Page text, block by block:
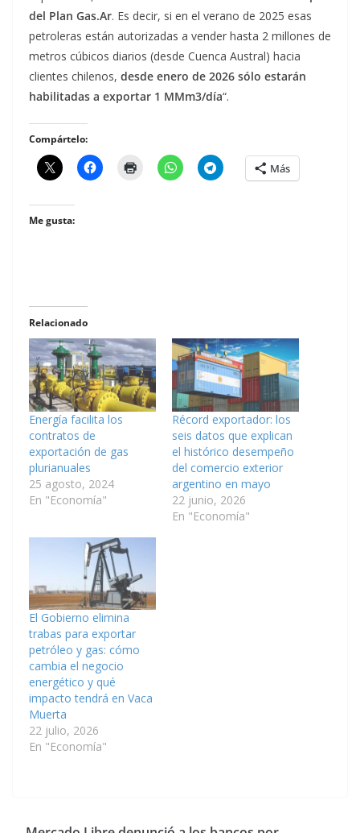
del Plan Gas.Ar. Es decir, si en el verano de 2025 esas
petroleras están autorizadas a vender hasta 2 millones de
metros cúbicos diarios (desde Cuenca Austral) hacia
clientes chilenos, desde enero de 2026 sólo estarán
habilitadas a exportar 1 MMm3/día“.
Compártelo:
Más
Me gusta:
Relacionado
Energía facilita los
contratos de
exportación de gas
plurianuales
25 agosto, 2024
En "Economía"
Récord exportador: los
seis datos que explican
el histórico desempeño
del comercio exterior
argentino en mayo
22 junio, 2026
En "Economía"
El Gobierno elimina
trabas para exportar
petróleo y gas: cómo
cambia el negocio
energético y qué
impacto tendrá en Vaca
Muerta
22 julio, 2026
En "Economía"